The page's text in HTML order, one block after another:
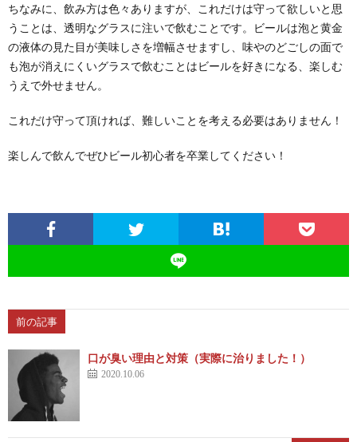
ちなみに、飲み方は色々ありますが、これだけは守って欲しいと思
うことは、透明なグラスに注いで飲むことです。ビールは泡と黄金
の液体の見た目が美味しさを増幅させますし、味やのどごしの面で
も泡が消えにくいグラスで飲むことはビールを好きになる、楽しむ
うえで外せません。
これだけ守って頂ければ、難しいことを考える必要はありません！
楽しんで飲んでぜひビール初心者を卒業してください！
前の記事
口が臭い理由と対策（実際に治りました！）
2020.10.06